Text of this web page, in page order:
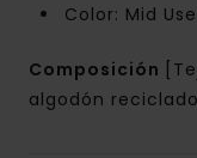
Color: Mid
Composición
algodón reciclado